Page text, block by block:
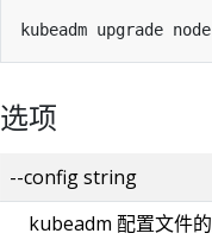
kubeadm upgrade
选项
--config string
kubeadm 配置文件的